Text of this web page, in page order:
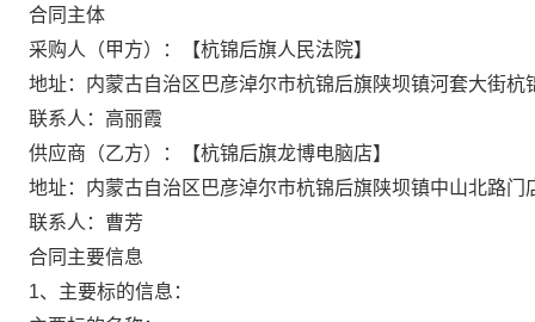
合同主体
采购人（甲方）：【杭锦后旗人民法院】
地址：内蒙古自治区巴彦淖尔市杭锦后旗陕坝镇河套大街杭
联系人：高丽霞
供应商（乙方）：【杭锦后旗龙博电脑店】
地址：内蒙古自治区巴彦淖尔市杭锦后旗陕坝镇中山北路门
联系人：曹芳
合同主要信息
1、主要标的信息：